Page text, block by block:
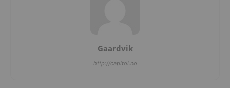
Gaardvik
http://capitol.no